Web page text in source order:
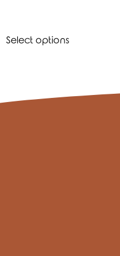
Select options